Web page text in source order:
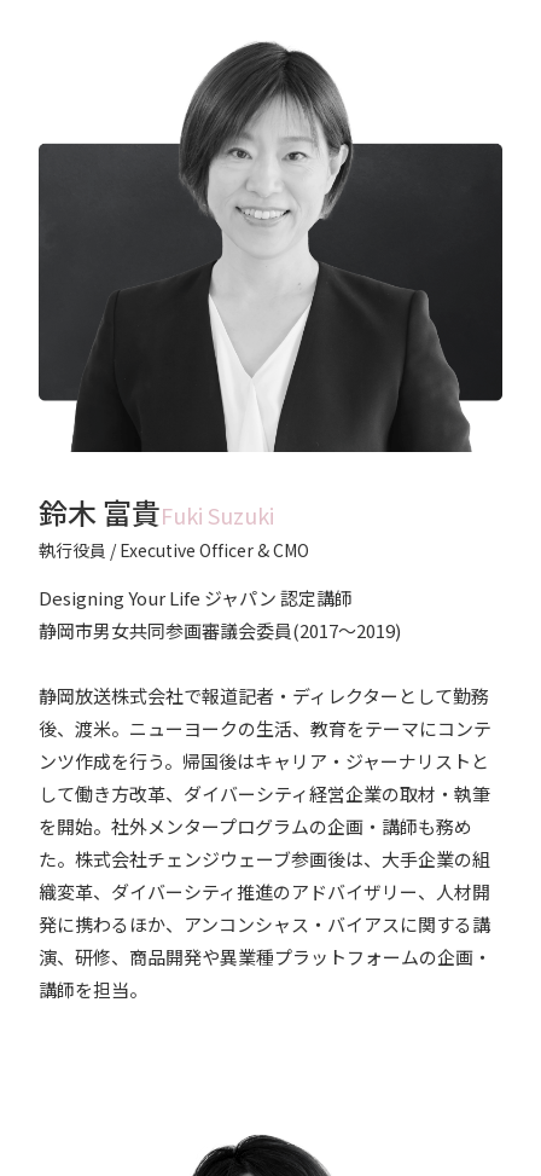
鈴木 富貴Fuki Suzuki
執行役員 / Executive Officer & CMO
Designing Your Life ジャパン 認定講師
静岡市男女共同参画審議会委員(2017～2019)
静岡放送株式会社で報道記者・ディレクターとして勤務
後、渡米。ニューヨークの生活、教育をテーマにコンテ
ンツ作成を行う。帰国後はキャリア・ジャーナリストと
して働き方改革、ダイバーシティ経営企業の取材・執筆
を開始。社外メンタープログラムの企画・講師も務め
た。株式会社チェンジウェーブ参画後は、大手企業の組
織変革、ダイバーシティ推進のアドバイザリー、人材開
発に携わるほか、アンコンシャス・バイアスに関する講
演、研修、商品開発や異業種プラットフォームの企画・
講師を担当。